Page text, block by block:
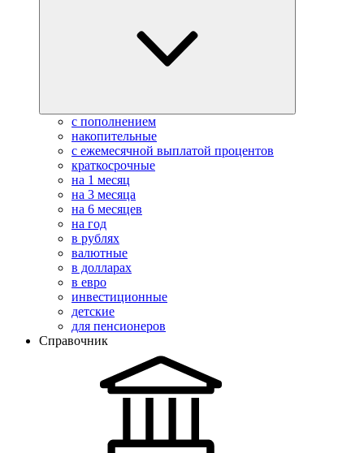
с пополнением
накопительные
с ежемесячной выплатой процентов
краткосрочные
на 1 месяц
на 3 месяца
на 6 месяцев
на год
в рублях
валютные
в долларах
в евро
инвестиционные
детские
для пенсионеров
Справочник